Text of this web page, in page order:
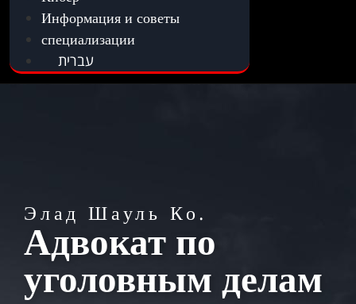
Информация и советы
специализации
עברית
Элад Шауль Ко.
Адвокат по
уголовным делам